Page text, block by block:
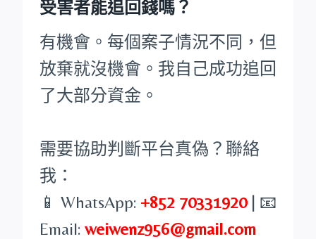
受害者能追回錢嗎？
有機會。每個案子情況不同，但
放棄就沒機會。我自己成功追回
了大部分資金。
需要協助判斷平台真偽？聯絡
我：
📱 WhatsApp: +852 70331920| 📧
Email: weiwenz956@gmail.com